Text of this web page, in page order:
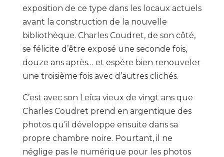
exposition de ce type dans les locaux actuels
avant la construction de la nouvelle
bibliothèque. Charles Coudret, de son côté,
se félicite d’être exposé une seconde fois,
douze ans après… et espère bien renouveler
une troisième fois avec d’autres clichés.
C’est avec son Leïca vieux de vingt ans que
Charles Coudret prend en argentique des
photos qu’il développe ensuite dans sa
propre chambre noire. Pourtant, il ne
néglige pas le numérique pour les photos